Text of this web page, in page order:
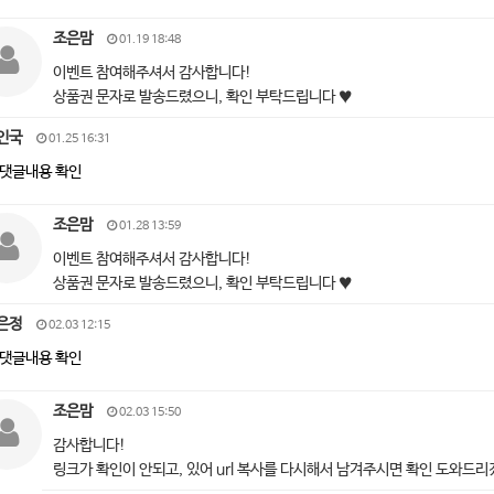
조은맘 01.19 18:48
이벤트 참여해주셔서 감사합니다!
상품권 문자로 발송드렸으니, 확인 부탁드립니다 ♥
국 01.25 16:31
댓글내용 확인
조은맘 01.28 13:59
이벤트 참여해주셔서 감사합니다!
상품권 문자로 발송드렸으니, 확인 부탁드립니다 ♥
정 02.03 12:15
댓글내용 확인
조은맘 02.03 15:50
감사합니다!
링크가 확인이 안되고, 있어 url 복사를 다시해서 남겨주시면 확인 도와드리